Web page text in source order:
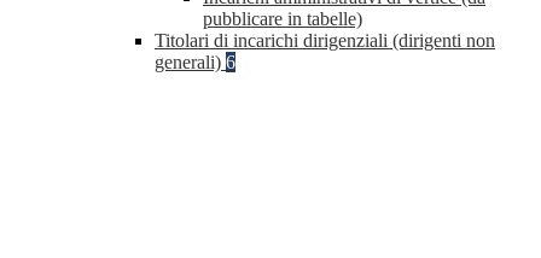
pubblicare in tabelle)
Titolari di incarichi dirigenziali (dirigenti non
generali) 6